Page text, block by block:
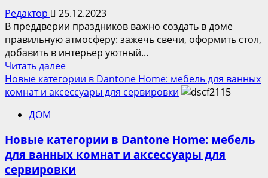
Виллоу
с
балдахином
Редактор
25.12.2023
В преддверии праздников важно создать в доме
правильную атмосферу: зажечь свечи, оформить стол,
добавить в интерьер уютный...
Читать далееПрочитать
больше
о
году:
New
Year
Новые категории в Dantone Home: мебель для ванных
комнат и аксессуары для сервировки
ДОМ
Новые категории в Dantone Home: мебель
для ванных комнат и аксессуары для
сервировки